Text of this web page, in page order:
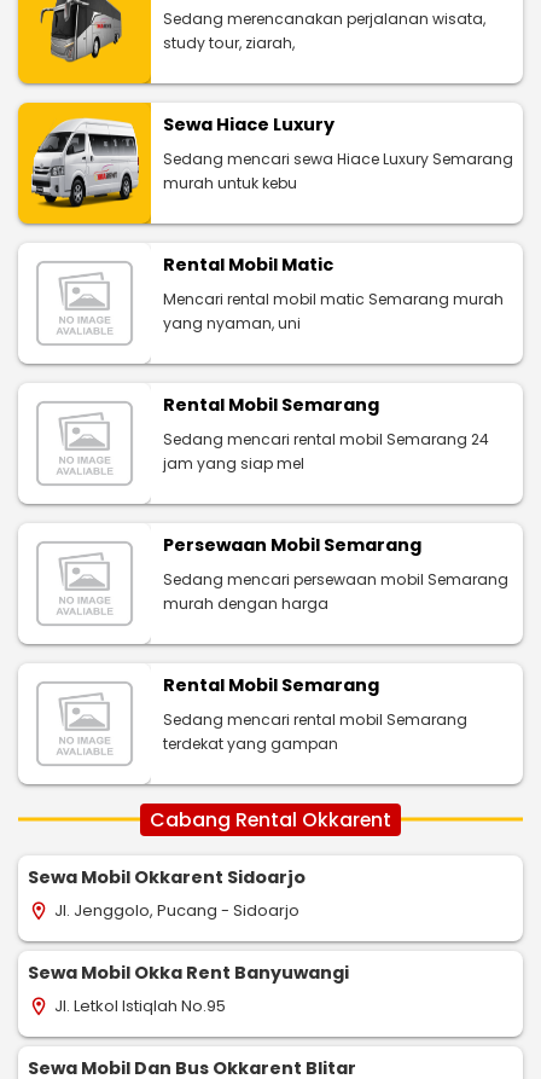
Sedang merencanakan perjalanan wisata,
study tour, ziarah,
Sewa Hiace Luxury
Sedang mencari sewa Hiace Luxury Semarang
murah untuk kebu
Rental Mobil Matic
Mencari rental mobil matic Semarang murah
yang nyaman, uni
Rental Mobil Semarang
Sedang mencari rental mobil Semarang 24
jam yang siap mel
Persewaan Mobil Semarang
Sedang mencari persewaan mobil Semarang
murah dengan harga
Rental Mobil Semarang
Sedang mencari rental mobil Semarang
terdekat yang gampan
Cabang Rental Okkarent
Sewa Mobil Okkarent Sidoarjo
location_on Jl. Jenggolo, Pucang - Sidoarjo
Sewa Mobil Okka Rent Banyuwangi
location_on Jl. Letkol Istiqlah No.95
Sewa Mobil Dan Bus Okkarent Blitar